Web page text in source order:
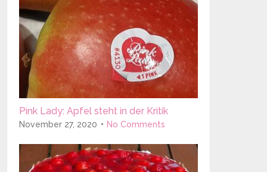
Pink Lady: Apfel steht in der Kritik
November 27, 2020 No Comments